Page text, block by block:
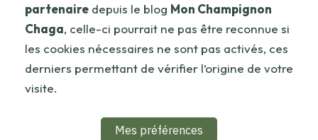
partenaire depuis le blog Mon Champignon
Chaga, celle-ci pourrait ne pas être reconnue si
les cookies nécessaires ne sont pas activés, ces
derniers permettant de vérifier l’origine de votre
visite.
Mes préférences